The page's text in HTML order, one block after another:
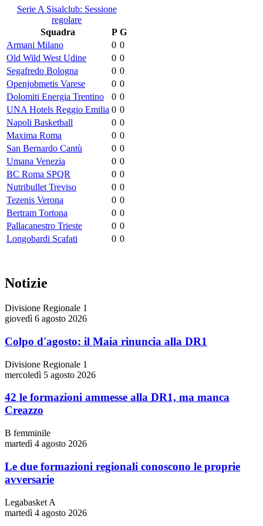
Serie A Sisalclub: Sessione
regolare
Squadra
P G
Armani Milano
0 0
Old Wild West Udine
0 0
Segafredo Bologna
0 0
Openjobmetis Varese
0 0
Dolomiti Energia Trentino
0 0
UNA Hotels Reggio Emilia 0 0
Napoli Basketball
0 0
Maxima Roma
0 0
San Bernardo Cantù
0 0
Umana Venezia
0 0
BC Roma SPQR
0 0
Nutribullet Treviso
0 0
Tezenis Verona
0 0
Bertram Tortona
0 0
Pallacanestro Trieste
0 0
Longobardi Scafati
0 0
Notizie
Divisione Regionale 1
giovedì 6 agosto 2026
Colpo d'agosto: il Maia rinuncia alla DR1
Divisione Regionale 1
mercoledì 5 agosto 2026
42 le formazioni ammesse alla DR1, ma manca
Creazzo
B femminile
martedì 4 agosto 2026
Le due formazioni regionali conoscono le proprie
avversarie
Legabasket A
martedì 4 agosto 2026